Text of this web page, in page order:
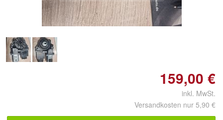
159,00 €
inkl. MwSt.
Versandkosten nur 5,90 €